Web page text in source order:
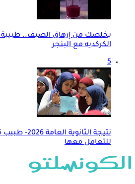
يخلصك من إرهاق الصيف..
الكركديه مع البنجر
5
نتيجة
للتعامل معها